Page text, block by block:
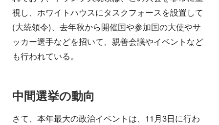
視し、ホワイトハウスにタスクフォースを設置して
(大統領令)、去年秋から開催国や参加国の大使やサ
ッカー選手などを招いて、親善会議やイベントなど
も行われている。
中間選挙の動向
さて、本年最大の政治イベントは、11月3日に行わ